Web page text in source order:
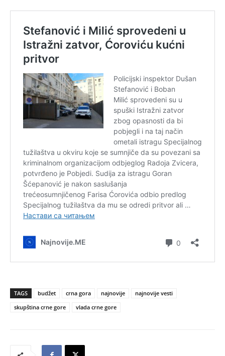
TAGS budžet crna gora najnovije
najnovije vesti
skupština crne gore
vlada crne gore